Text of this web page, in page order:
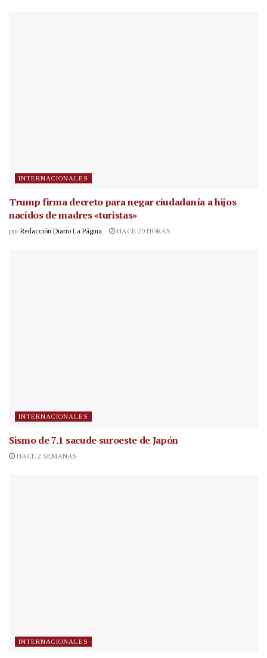
INTERNACIONALES
Trump firma decreto para negar ciudadanía a hijos
nacidos de madres «turistas»
por Redacción Diario La Página HACE 20 HORAS
INTERNACIONALES
Sismo de 7.1 sacude suroeste de Japón
HACE 2 SEMANAS
INTERNACIONALES